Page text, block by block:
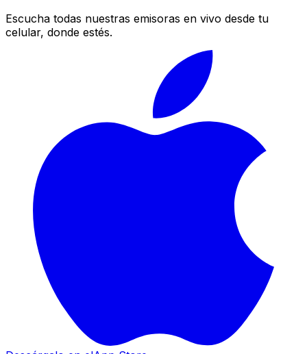
Escucha todas nuestras emisoras en vivo desde tu
celular, donde estés.